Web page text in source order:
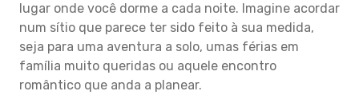
lugar onde você dorme a cada noite. Imagine acordar
num sítio que parece ter sido feito à sua medida,
seja para uma aventura a solo, umas férias em
família muito queridas ou aquele encontro
romântico que anda a planear.